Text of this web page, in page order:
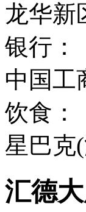
龙华新
银行：
中国工
饮食：
星巴克
汇德